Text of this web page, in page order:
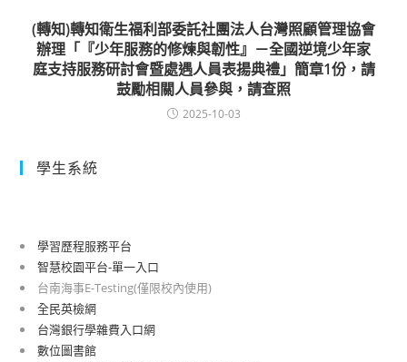
(轉知)轉知衛生福利部委託社團法人台灣照顧管理協會
辦理「『少年服務的修煉與韌性』－全國逆境少年家
庭支持服務研討會暨處遇人員表揚典禮」簡章1份，請
鼓勵相關人員參與，請查照
2025-10-03
學生系統
學習歷程服務平台
智慧校園平台-單一入口
台南海事E-Testing(僅限校內使用)
全民英檢網
台灣銀行學雜費入口網
數位圖書館